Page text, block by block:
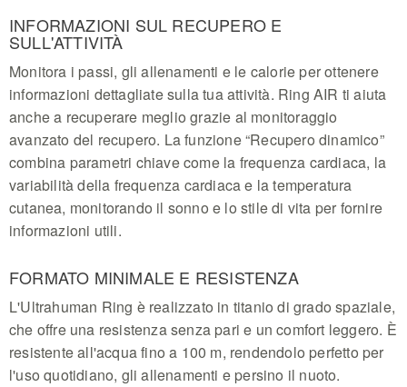
INFORMAZIONI SUL RECUPERO E
SULL'ATTIVITÀ
Monitora i passi, gli allenamenti e le calorie per ottenere
informazioni dettagliate sulla tua attività. Ring AIR ti aiuta
anche a recuperare meglio grazie al monitoraggio
avanzato del recupero. La funzione “Recupero dinamico”
combina parametri chiave come la frequenza cardiaca, la
variabilità della frequenza cardiaca e la temperatura
cutanea, monitorando il sonno e lo stile di vita per fornire
informazioni utili.
FORMATO MINIMALE E RESISTENZA
L'Ultrahuman Ring è realizzato in titanio di grado spaziale,
che offre una resistenza senza pari e un comfort leggero. È
resistente all'acqua fino a 100 m, rendendolo perfetto per
l'uso quotidiano, gli allenamenti e persino il nuoto.